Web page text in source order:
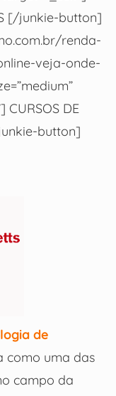
[/junkie-button]
renda-
veja-onde-
CURSOS DE
button]
de
como uma das
campo da